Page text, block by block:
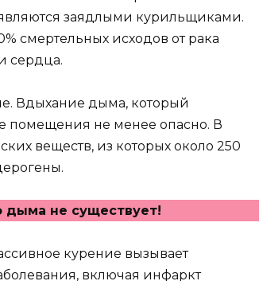
заядлыми курильщиками.
смертельных исходов от рака
сердца.
Вдыхание дыма, который
помещения не менее опасно. В
веществ, из которых около 250
дыма не существует!
курение вызывает
включая инфаркт